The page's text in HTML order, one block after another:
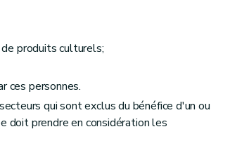
produits culturels;
ces personnes.
qui sont exclus du bénéfice d'un ou
doit prendre en considération les